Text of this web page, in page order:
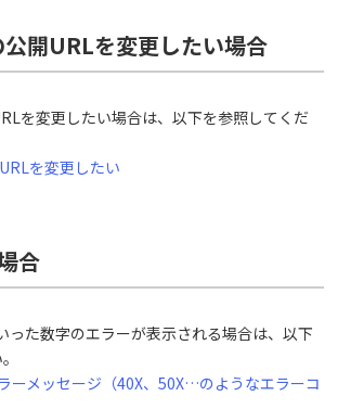
開URLを変更したい場合
を変更したい場合は、以下を参照してくだ
を変更したい
合
った数字のエラーが表示される場合は、以下
ーメッセージ（40X、50X…のようなエラーコ